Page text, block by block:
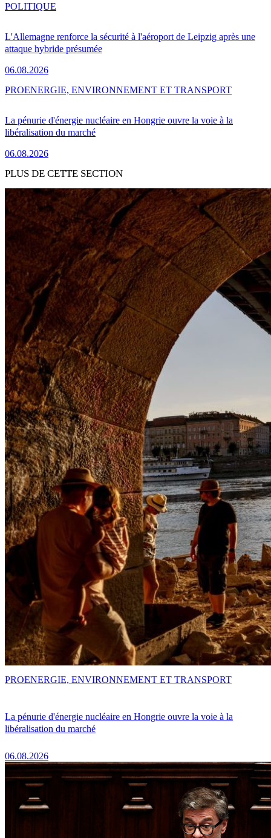
L'Allemagne renforce la sécurité à l'aéroport de Leipzig après une
attaque hybride présumée
06.08.2026
POLITIQUE
La pénurie d'énergie nucléaire en Hongrie ouvre la voie à la
libéralisation du marché
06.08.2026
PROENERGIE, ENVIRONNEMENT ET TRANSPORT
PLUS DE CETTE SECTION
La pénurie d'énergie nucléaire en Hongrie ouvre la voie à la
libéralisation du marché
06.08.2026
PROENERGIE, ENVIRONNEMENT ET TRANSPORT